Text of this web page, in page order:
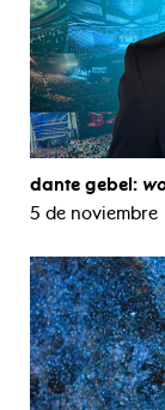
dante gebel:
5 de noviembre